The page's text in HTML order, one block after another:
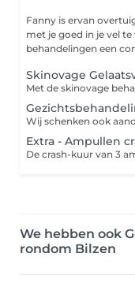
Fanny is ervan
met je goed in je vel te voelen. Daarom
behandelingen een
Skinovage
Extra - Ampullen
We hebben ook
rondom Bilzen